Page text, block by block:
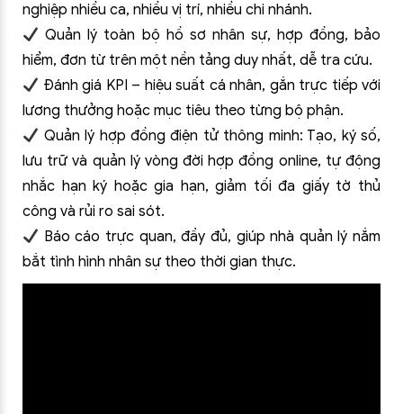
nghiệp nhiều ca, nhiều vị trí, nhiều chi nhánh.
Quản lý toàn bộ hồ sơ nhân sự, hợp đồng, bảo
hiểm, đơn từ trên một nền tảng duy nhất, dễ tra cứu.
Đánh giá KPI – hiệu suất cá nhân, gắn trực tiếp với
lương thưởng hoặc mục tiêu theo từng bộ phận.
Quản lý hợp đồng điện tử thông minh: Tạo, ký số,
lưu trữ và quản lý vòng đời hợp đồng online, tự động
nhắc hạn ký hoặc gia hạn, giảm tối đa giấy tờ thủ
công và rủi ro sai sót.
Báo cáo trực quan, đầy đủ, giúp nhà quản lý nắm
bắt tình hình nhân sự theo thời gian thực.